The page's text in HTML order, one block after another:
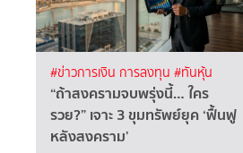
#ข่าวการเงิน การลงทุน #ทันหุ้น
“ถ้าสงครามจบพรุ่งนี้… ใคร
รวย?” เจาะ 3 ขุมทรัพย์ยุค ‘ฟื้นฟู
หลังสงคราม’